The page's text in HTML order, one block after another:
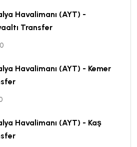
Havalimanı (AYT) -
Transfer
Havalimanı (AYT) - Kemer
Havalimanı (AYT) - Kaş